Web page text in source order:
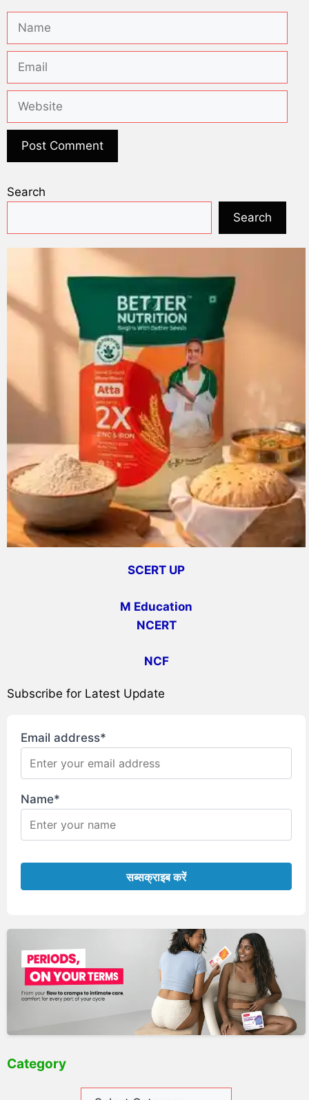
Search
Search
SCERT UP
M Education
NCERT
NCF
Subscribe for Latest Update
Email address*
Name*
Category